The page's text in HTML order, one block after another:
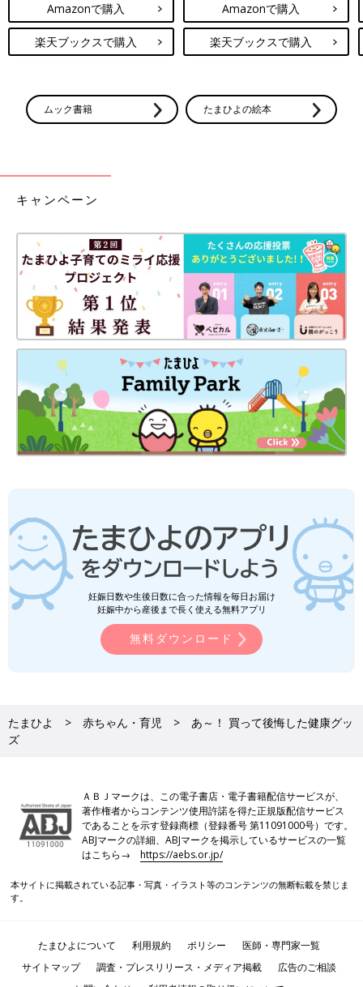
Amazonで購入
楽天ブックスで購入
Amazonで購入
楽天ブックスで購入
ムック書籍 たまひよの絵本
キャンペーン
妊娠日数や生後日数に合った情報を毎日お届け
妊娠中から産後まで長く使える無料アプリ
無料ダウンロード
たまひよ 赤ちゃん・育児
あ～！ 買って後悔した健康グッ
ズ
ＡＢＪマークは、この電子書店・電子書籍配信サービスが、
著作権者からコンテンツ使用許諾を得た正規版配信サービス
であることを示す登録商標（登録番号 第11091000号）です。
ABJマークの詳細、ABJマークを掲示しているサービスの一覧
はこちら→https://aebs.or.jp/
本サイトに掲載されている記事・写真・イラスト等のコンテンツの無断転載を禁じま
す。
たまひよについて 利用規約 ポリシー
医師・専門家一覧
サイトマップ
調査・プレスリリース・メディア掲載
広告のご相談